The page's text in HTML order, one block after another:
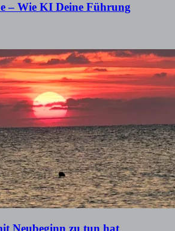
– Wie KI Deine Führung
Neubeginn zu tun hat